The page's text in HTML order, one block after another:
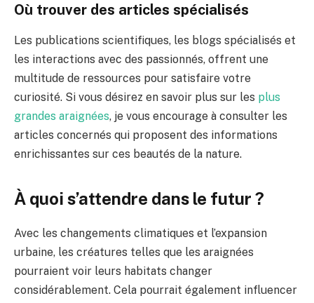
Où trouver des articles spécialisés
Les publications scientifiques, les blogs spécialisés et
les interactions avec des passionnés, offrent une
multitude de ressources pour satisfaire votre
curiosité. Si vous désirez en savoir plus sur les plus
grandes araignées, je vous encourage à consulter les
articles concernés qui proposent des informations
enrichissantes sur ces beautés de la nature.
À quoi s’attendre dans le futur ?
Avec les changements climatiques et l’expansion
urbaine, les créatures telles que les araignées
pourraient voir leurs habitats changer
considérablement. Cela pourrait également influencer